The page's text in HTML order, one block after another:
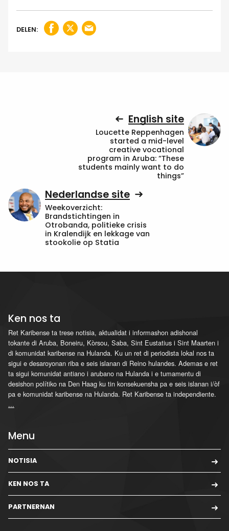
DELEN:
English site
Loucette Reppenhagen
started a mid-level
creative vocational
program in Aruba: “These
students mainly want to do
things”
Nederlandse site
Weekoverzicht:
Brandstichtingen in
Otrobanda, politieke crisis
in Kralendijk en lekkage van
stookolie op Statia
Ken nos ta
Ret Karibense ta trese notisia, aktualidat i informashon adishonal
tokante di Aruba, Boneiru, Kòrsou, Saba, Sint Eustatius i Sint Maarten i
di komunidat karibense na Hulanda. Ku un ret di periodista lokal nos ta
sigui e desaroyonan riba e seis islanan di Reino hulandes. Ademas e ret
ta sigui komunidat antiano i arubano na Hulanda i e tumamentu di
desishon polítiko na Den Haag ku tin konsekuensha pa e seis islanan i/òf
pa e komunidat karibense na Hulanda. Ret Karibense ta independiente.
...
Menu
NOTISIA
KEN NOS TA
PARTNERNAN